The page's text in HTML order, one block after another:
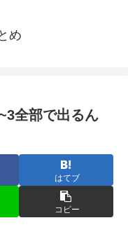
め
全部で出るん
はてブ
コピー